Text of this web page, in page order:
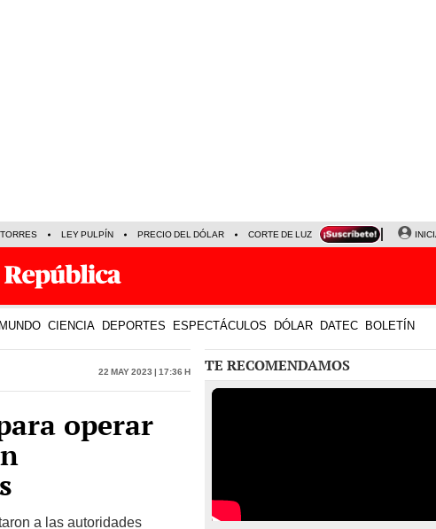
LEY PULPÍN PRECIO DEL DÓLAR CORTE DE LUZ VIERNES 7 DE
MUNDO CIENCIA DEPORTES ESPECTÁCULOS DÓLAR DATEC BOLETÍN
22 May 2023 | 17:36 h
operar
a las autoridades
TE RECOMENDAMOS